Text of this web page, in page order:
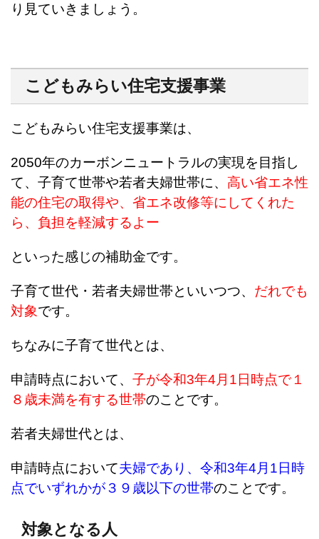
り見ていきましょう。
こどもみらい住宅支援事業
こどもみらい住宅支援事業は、
2050年のカーボンニュートラルの実現を目指し
て、子育て世帯や若者夫婦世帯に、 高い省エネ性
能の住宅の取得や、​省エネ改修等にしてくれた
ら、負担を軽減するよー
といった感じの補助金です。
子育て世代・若者夫婦世帯といいつつ、 だれでも
対象です。
ちなみに子育て世代とは、
申請時点において、 子が令和3年4月1日時点で１
８歳未満を有する世帯のことです。
若者夫婦世代とは、
申請時点において夫婦であり、 令和3年4月1日時
点でいずれかが３９歳以下の世帯のことです。
対象となる人